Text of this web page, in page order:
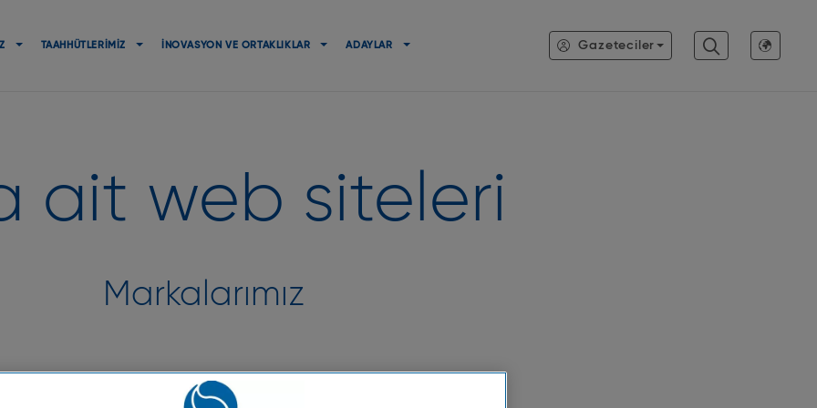
principale
TAAHHÜTLERIMIZ İNOVASYON VE ORTAKLIKLAR ADAYLAR Gazeteciler
ait web siteleri
Markalarımız
cilt tiplerine günlük bakım ve koruma sunar